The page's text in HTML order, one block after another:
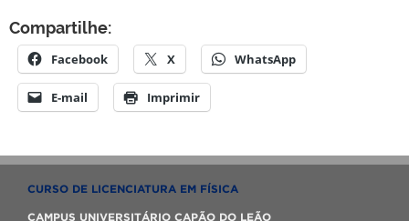
Compartilhe:
Facebook X WhatsApp
E-mail Imprimir
CURSO DE LICENCIATURA EM FÍSICA
CAMPUS UNIVERSITÁRIO CAPÃO DO LEÃO